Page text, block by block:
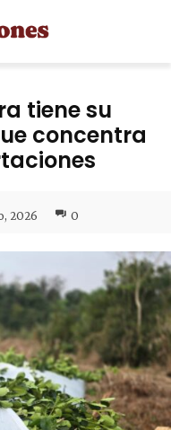
tiene su
concentra
2026 0